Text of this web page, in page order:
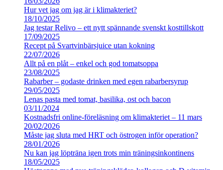
Hur vet jag om jag är i klimakteriet?
18/10/2025
Jag testar Relivo – ett nytt spännande svenskt kosttillskott
17/09/2025
Recept på Svartvinbärsjuice utan kokning
22/07/2026
Allt på en plåt – enkel och god tomatsoppa
23/08/2025
Rabarber – godaste drinken med egen rabarbersyrup
29/05/2025
Lenas pasta med tomat, basilika, ost och bacon
03/11/2024
Kostnadsfri online-föreläsning om klimakteriet – 11 mars
20/02/2026
Måste jag sluta med HRT och östrogen inför operation?
28/01/2026
Nu kan jag löpträna igen trots min träningsinkontinens
18/05/2025